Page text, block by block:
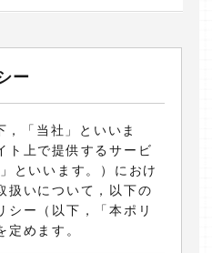
ー
「当社」といいま
ト上で提供するサービ
といいます。）におけ
扱いについて，以下の
シー（以下，「本ポリ
定めます。